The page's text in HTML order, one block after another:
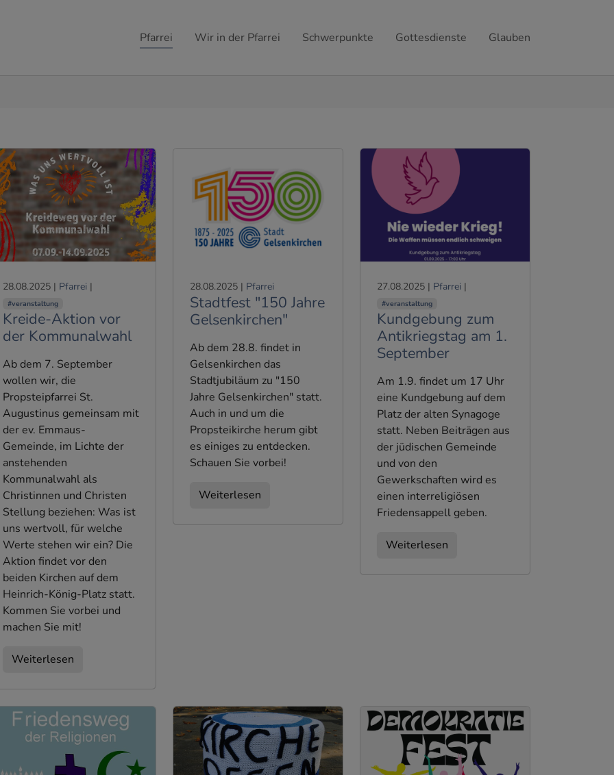
Pfarrei Wir in der Pfarrei Schwerpunkte Gottesdienste Glauben
28.08.2025 | Pfarrei |
#veranstaltung
Kreide-Aktion vor
der Kommunalwahl
Ab dem 7. September
wollen wir, die
Propsteipfarrei St.
Augustinus gemeinsam mit
der ev. Emmaus-
Gemeinde, im Lichte der
anstehenden
Kommunalwahl als
Christinnen und Christen
Stellung beziehen: Was ist
uns wertvoll, für welche
Werte stehen wir ein? Die
Aktion findet vor den
beiden Kirchen auf dem
Heinrich-König-Platz statt.
Kommen Sie vorbei und
machen Sie mit!
Weiterlesen
28.08.2025 | Pfarrei
Stadtfest "150 Jahre
Gelsenkirchen"
Ab dem 28.8. findet in
Gelsenkirchen das
Stadtjubiläum zu "150
Jahre Gelsenkirchen" statt.
Auch in und um die
Propsteikirche herum gibt
es einiges zu entdecken.
Schauen Sie vorbei!
Weiterlesen
27.08.2025 | Pfarrei |
#veranstaltung
Kundgebung zum
Antikriegstag am 1.
September
Am 1.9. findet um 17 Uhr
eine Kundgebung auf dem
Platz der alten Synagoge
statt. Neben Beiträgen aus
der jüdischen Gemeinde
und von den
Gewerkschaften wird es
einen interreligiösen
Friedensappell geben.
Weiterlesen